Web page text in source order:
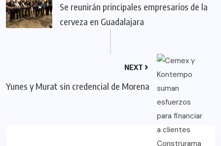
Se reunirán principales empresarios de la
cerveza en Guadalajara
NEXT
Yunes y Murat sin credencial de Morena